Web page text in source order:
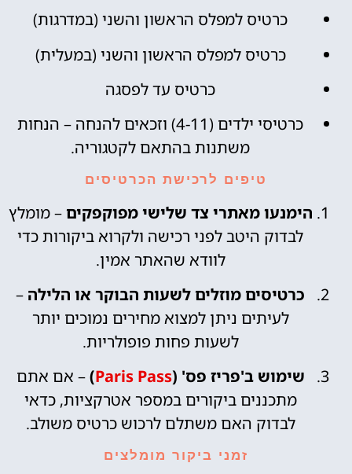
כרטיס למפלס הראשון והשני (במדרגות)
כרטיס למפלס הראשון והשני (במעלית)
כרטיס עד לפסגה
כרטיסי ילדים (4-11) וזכאים להנחה – הנחות
משתנות בהתאם לקטגוריה.
טיפים לרכישת הכרטיסים
הימנעו מאתרי צד שלישי מפוקפקים – מומלץ
לבדוק היטב לפני רכישה ולקרוא ביקורות כדי
לוודא שהאתר אמין.
כרטיסים מוזלים לשעות הבוקר או הלילה –
לעיתים ניתן למצוא מחירים נמוכים יותר
לשעות פחות פופולריות.
שימוש ב'פריז פס' (Paris Pass
)– אם אתם
מתכננים ביקורים במספר אטרקציות, כדאי
לבדוק האם משתלם לרכוש כרטיס משולב.
זמני ביקור מומלצים